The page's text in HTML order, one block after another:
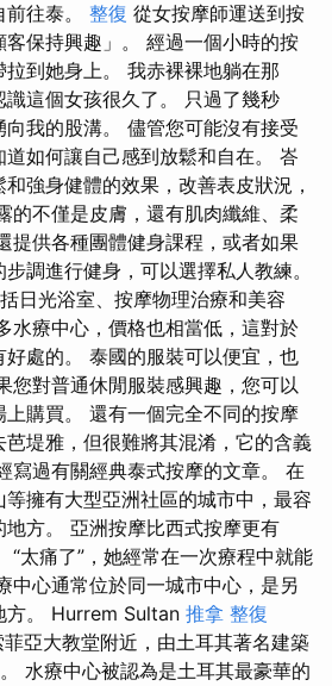
往泰。 整復 從女按摩師運送到按
保持興趣」。 經過一個小時的按
到她身上。 我赤裸裸地躺在那
這個女孩很久了。 只過了幾秒
我的股溝。 儘管您可能沒有接受
如何讓自己感到放鬆和自在。 峇
強身健體的效果，改善表皮狀況，
的不僅是皮膚，還有肌肉纖維、柔
提供各種團體健身課程，或者如果
調進行健身，可以選擇私人教練。
日光浴室、按摩物理治療和美容
水療中心，價格也相當低，這對於
處的。 泰國的服裝可以便宜，也
您對普通休閒服裝感興趣，您可以
購買。 還有一個完全不同的按摩
堤雅，但很難將其混淆，它的含義
寫過有關經典泰式按摩的文章。 在
擁有大型亞洲社區的城市中，最容
方。 亞洲按摩比西式按摩更有
“太痛了”，她經常在一次療程中就能
中心通常位於同一城市中心，是另
方。 Hurrem Sultan 推拿 整復
亞大教堂附近，由土耳其著名建築
水療中心被認為是土耳其最豪華的